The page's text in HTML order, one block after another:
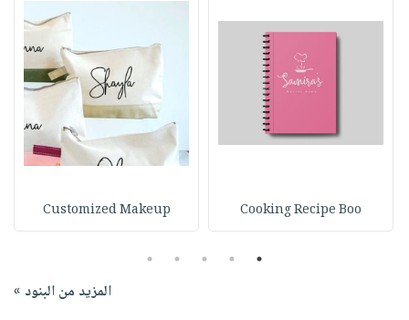
Cooking Recipe Boo
Customized Makeup
1
2
3
4
5
المزيد من البنود »